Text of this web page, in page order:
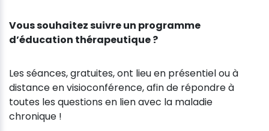
Vous souhaitez suivre un programme
d’éducation thérapeutique ?
Les séances, gratuites, ont lieu en présentiel ou à
distance en visioconférence, afin de répondre à
toutes les questions en lien avec la maladie
chronique !